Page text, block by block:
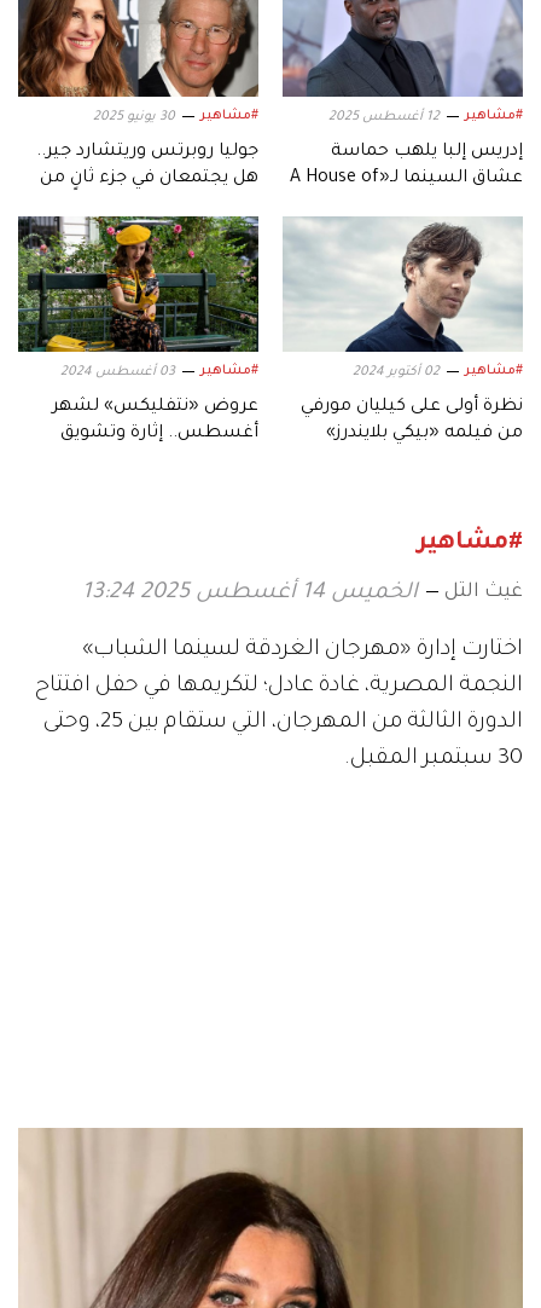
#مشاهير 12 أغسطس 2025
إدريس إلبا يلهب حماسة
عشاق السينما لـ«A House of
#مشاهير 30 يونيو 2025
جوليا روبرتس وريتشارد جير..
هل يجتمعان في جزء ثانٍ من
#مشاهير 02 أكتوبر 2024
نظرة أولى على كيليان مورفي
من فيلمه «بيكي بلايندرز»
#مشاهير 03 أغسطس 2024
عروض «نتفليكس» لشهر
أغسطس.. إثارة وتشويق
#مشاهير
غيث التل الخميس 14 أغسطس 2025 13:24
اختارت إدارة «مهرجان الغردقة لسينما الشباب»
النجمة المصرية، غادة عادل؛ لتكريمها في حفل افتتاح
الدورة الثالثة من المهرجان، التي ستقام بين 25، وحتى
30 سبتمبر المقبل.